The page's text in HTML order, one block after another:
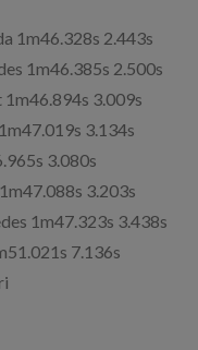
1m46.328s 2.443s
1m46.385s 2.500s
1m46.894s 3.009s
3.134s
3.080s
3.203s
1m47.323s 3.438s
7.136s